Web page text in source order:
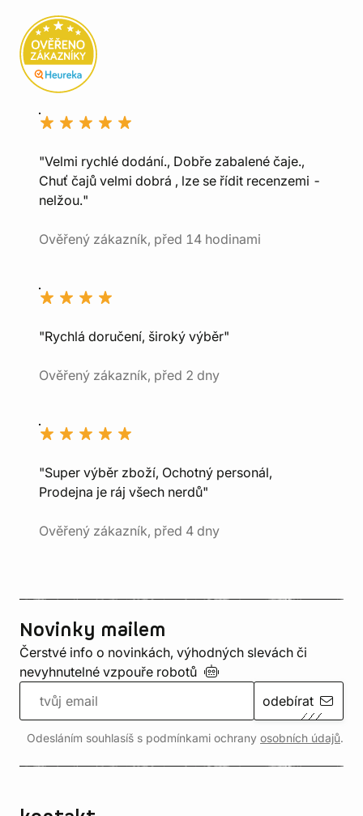
"Velmi rychlé dodání., Dobře zabalené čaje.,
Chuť čajů velmi dobrá , lze se řídit recenzemi -
nelžou."
Ověřený zákazník, před 14 hodinami
"Rychlá doručení, široký výběr"
Ověřený zákazník, před 2 dny
"Super výběr zboží, Ochotný personál,
Prodejna je ráj všech nerdů"
Ověřený zákazník, před 4 dny
Novinky mailem
Čerstvé info o novinkách, výhodných slevách či
nevyhnutelné vzpouře robotů
odebírat
Odesláním souhlasíš s podmínkami ochrany osobních údajů.